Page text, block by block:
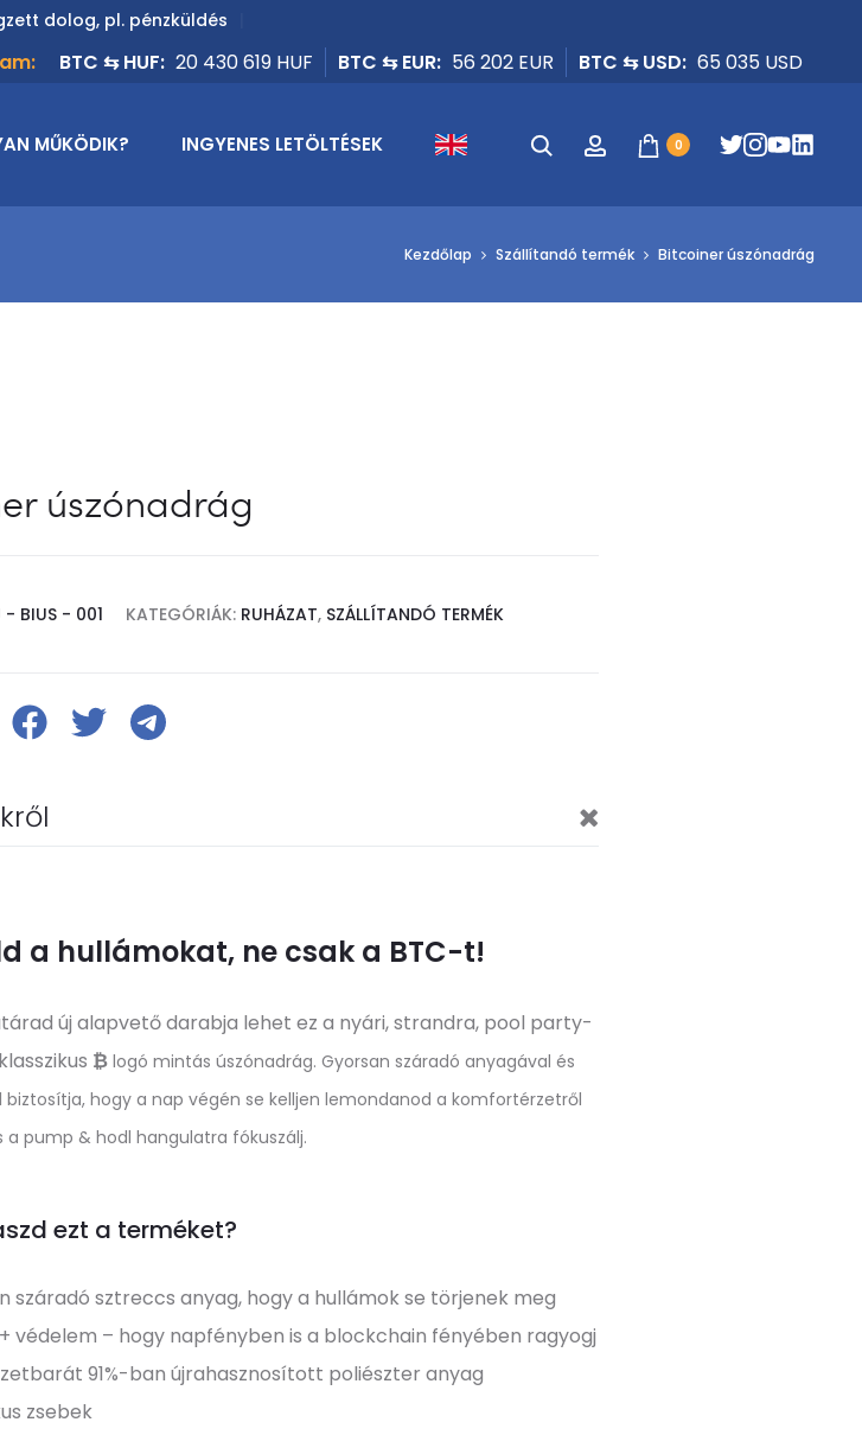
dolog, pl. pénzküldés
BTC ⇆ HUF: 20 430 619 HUF BTC ⇆ EUR: 56 202 EUR BTC ⇆ USD: 65 035 USD
MŰKÖDIK? INGYENES LETÖLTÉSEK Keresés Fiók 0
Kezdőlap Szállítandó termék Bitcoiner úszónadrág
úszónadrág
- BIUS - 001 KATEGÓRIÁK: RUHÁZAT, SZÁLLÍTANDÓ TERMÉK
a hullámokat, ne csak a BTC-t!
új alapvető darabja lehet ez a nyári, strandra, pool party-
₿ logó mintás úszónadrág. Gyorsan száradó anyagával és
biztosítja, hogy a nap végén se kelljen lemondanod a komfortérzetről
a pump & hodl hangulatra fókuszálj.
ezt a terméket?
száradó sztreccs anyag, hogy a hullámok se törjenek meg
védelem – hogy napfényben is a blockchain fényében ragyogj
91%-ban újrahasznosított poliészter anyag
zsebek